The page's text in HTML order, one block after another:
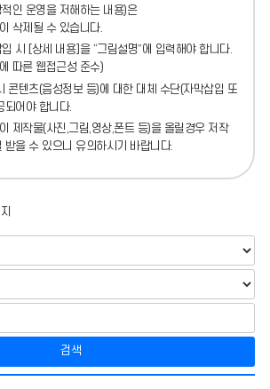
인 운영을 저해하는 내용)은
삭제될 수 있습니다.
시 [상세 내용]을 “그림설명”에 입력해야 합니다.
따른 웹접근성 준수)
콘텐츠(음성정보 등)에 대한 대체 수단(자막삽입 또
되어야 합니다.
제작물(사진,그림,영상,폰트 등)을 올릴경우 저작
받을 수 있으니 유의하시기 바랍니다.
검색